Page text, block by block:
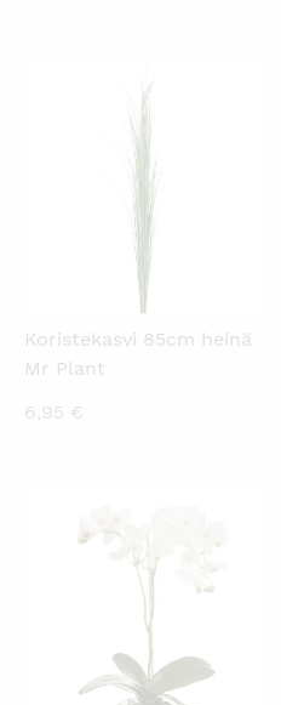
Koristekasvi 85cm heinä
Mr Plant
6,95 €